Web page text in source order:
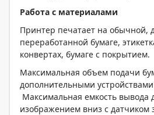
Работа с материалами
Принтер печатает на обычной,
переработанной бумаге,
конвертах, бумаге с покрытием.
Максимальная объем подачи
дополнительными
Максимальная емкость вывода
изображением вниз с датчиком